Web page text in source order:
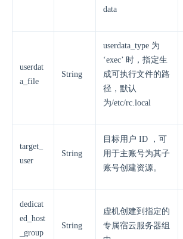
data
userdat
a_file
String
userdata_type 为
‘exec’ 时，指定生
成可执行文件的路
径，默认
为/etc/rc.local
target_
user
String
目标用户 ID ，可
用于主账号为其子
账号创建资源。
dedicat
ed_host
_group
String
虚机创建到指定的
专属宿云服务器组